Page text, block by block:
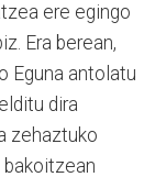
ere egingo
Era berean,
Eguna antolatu
dira
zehaztuko
bakoitzean